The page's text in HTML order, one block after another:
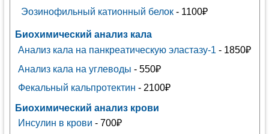
Эозинофильный катионный белок- 1100₽
Биохимический анализ кала
Анализ кала на панкреатическую эластазу-1 - 1850₽
Анализ кала на углеводы - 550₽
Фекальный кальпротектин - 2100₽
Биохимический анализ крови
Инсулин в крови - 700₽